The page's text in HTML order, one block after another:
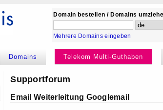
Domain bestellen / Domains
.
Mehrere Domains eingeben
Domains Telekom Multi-Guthaben
Supportforum
Email Weiterleitung Googlemail